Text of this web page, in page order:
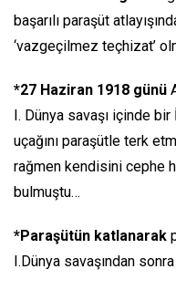
başarılı paraşüt
‘vazgeçilmez teçhizat’
*27 Haziran 1918 günü
I. Dünya savaşı içinde
uçağını paraşütle terk
rağmen kendisini cephe
bulmuştu…
*Paraşütün katlanarak
I.Dünya savaşından sonra